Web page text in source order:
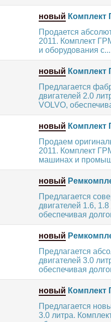
новый Комплект
Продается
2011. Комплект
и оборудования с...
новый Комплект
Предлагается
двигателей 2.0
VOLVO,
новый Комплект
Продаем
2011. Комплект
машинах и
новый
Предлагается
двигателей 1.6,
обеспечивая
новый
Предлагается
двигателей 3.0
обеспечивая
новый Комплект
Предлагается
3.0 литра.